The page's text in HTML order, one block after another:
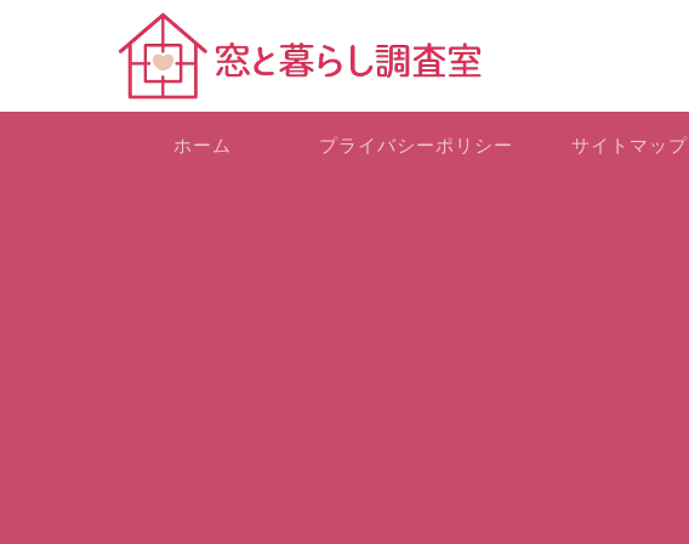
ホーム プライバシーポリシー サイトマップ